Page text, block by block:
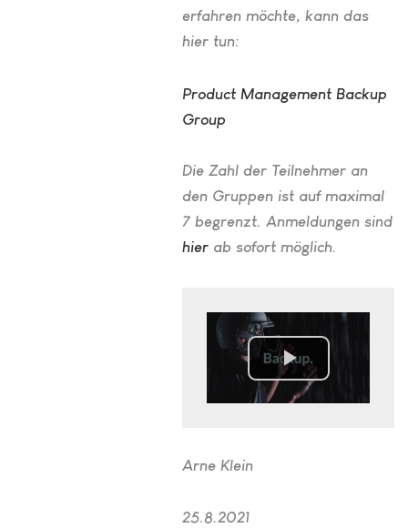
erfahren möchte, kann das
hier tun:
Product Management Backup
Group
Die Zahl der Teilnehmer an
den Gruppen ist auf maximal
7 begrenzt. Anmeldungen sind
hier ab sofort möglich.
Arne Klein
25.8.2021